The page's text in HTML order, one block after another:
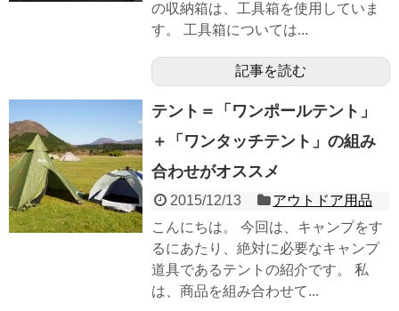
の収納箱は、工具箱を使用していま
す。 工具箱については...
記事を読む
テント＝「ワンポールテント」
＋「ワンタッチテント」の組み
合わせがオススメ
2015/12/13
アウトドア用品
こんにちは。 今回は、キャンプをす
るにあたり、絶対に必要なキャンプ
道具であるテントの紹介です。 私
は、商品を組み合わせて...